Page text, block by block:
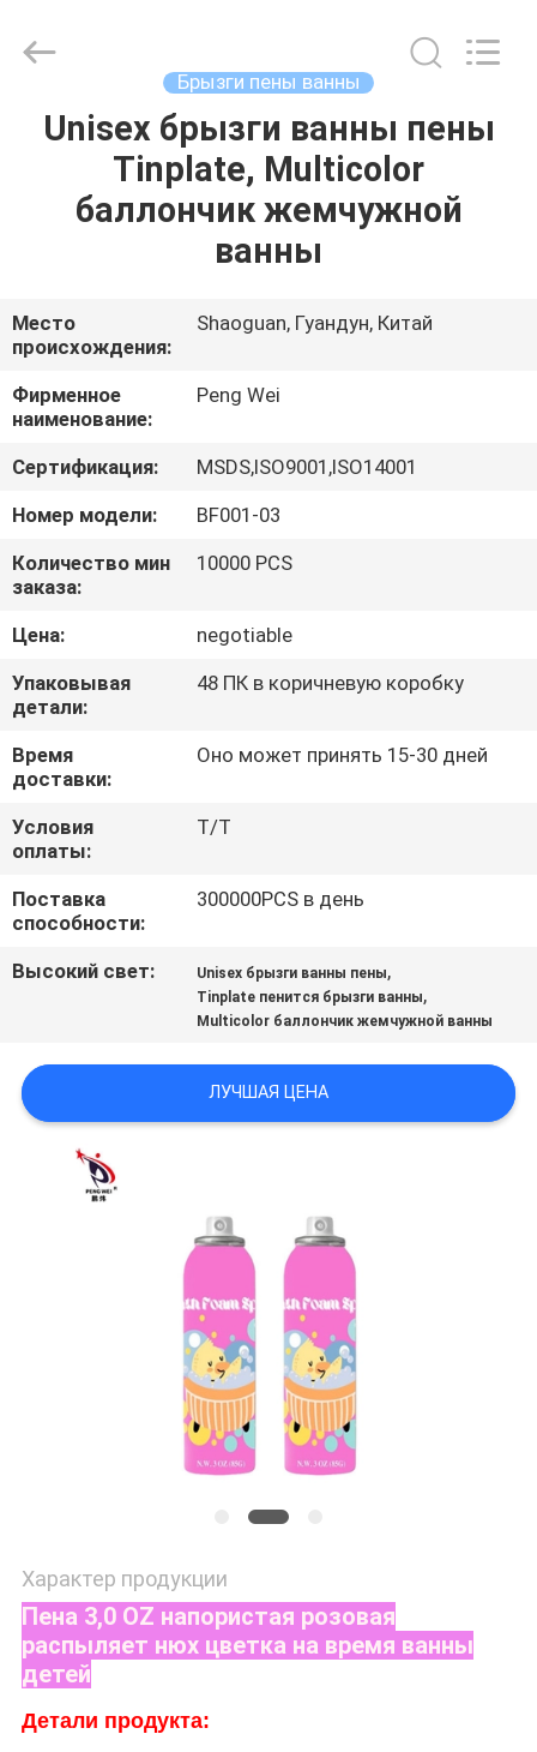
ГЛАВНАЯ
СТРАНИЦА
РОЛИКИ
О
КОМПАНИИ
НАША
ФАБРИКА
КОНТРОЛЬ
КАЧЕСТВА
КОНТАКТНЫЕ
ДАННЫЕ
НОВОСТИ
СЛУЧАИ
КАРТА
САЙТА
ПОЛИТИКА
Chemical
Брызги пены ванны
Unisex брызги ванны пены
Tinplate, Multicolor
баллончик жемчужной
ванны
Место
происхождения:
Shaoguan, Гуандун, Китай
Фирменное
наименование:
Peng Wei
Сертификация:
MSDS,ISO9001,ISO14001
Номер модели:
BF001-03
Количество мин
заказа:
10000 PCS
Цена:
negotiable
Упаковывая
детали:
48 ПК в коричневую коробку
Время
доставки:
Оно может принять 15-30 дней
Условия
оплаты:
T/T
Поставка
способности:
300000PCS в день
Высокий свет: Unisex брызги ванны пены,
Tinplate пенится брызги ванны,
Multicolor баллончик жемчужной ванны
ЛУЧШАЯ ЦЕНА
Характер продукции
Пена 3,0 OZ напористая розовая
распыляет нюх цветка на время ванны
детей
Детали продукта: